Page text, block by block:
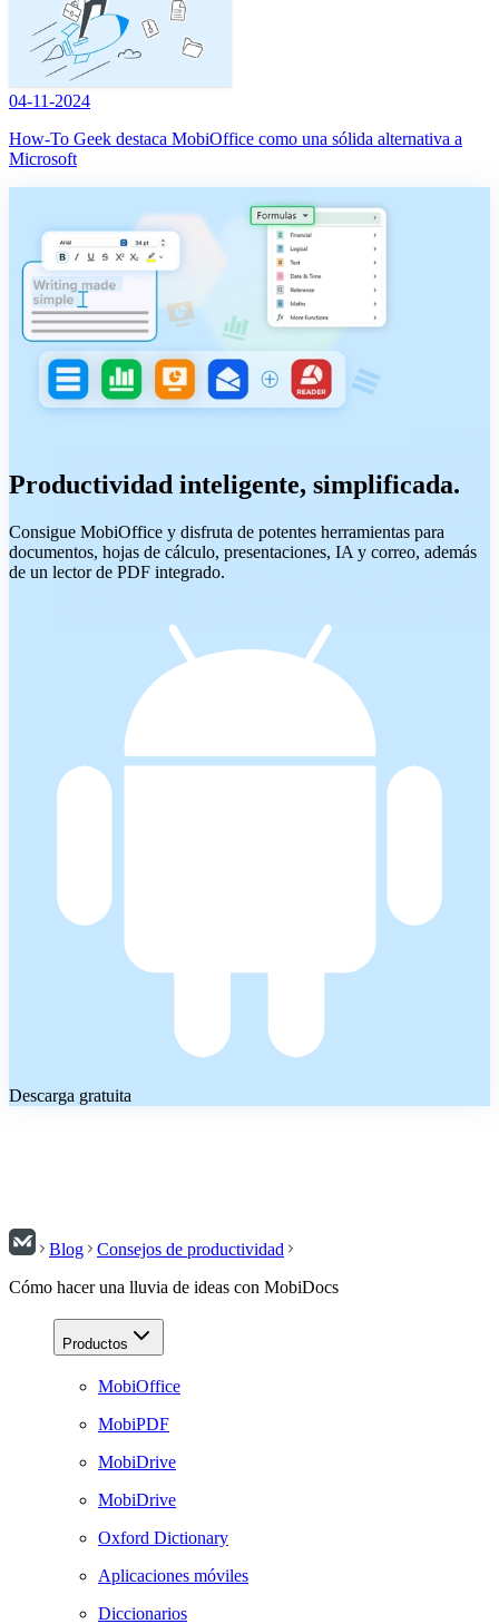
04-11-2024
How-To Geek destaca MobiOffice como una sólida alternativa a
Microsoft
Productividad inteligente, simplificada.
Consigue MobiOffice y disfruta de potentes herramientas para
documentos, hojas de cálculo, presentaciones, IA y correo, además
de un lector de PDF integrado.
Descarga gratuita
Blog
Consejos de productividad
Cómo hacer una lluvia de ideas con MobiDocs
Productos
MobiOffice
MobiPDF
MobiDrive
MobiDrive
Oxford Dictionary
Aplicaciones móviles
Diccionarios